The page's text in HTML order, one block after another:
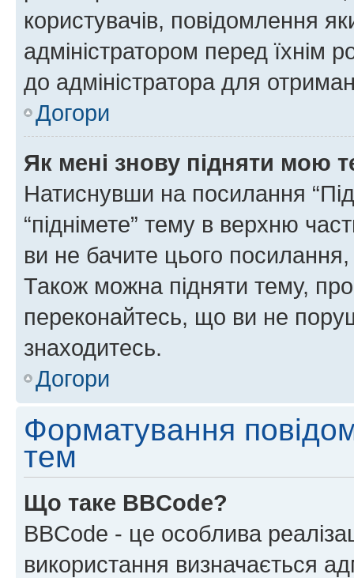
користувачів, повідомлення
адміністратором перед їхнім
до адміністратора для
Догори
Як мені знову підняти мою
Натиснувши на посилання
“піднімете” тему в верхню
ви не бачите цього
Також можна підняти тему,
переконайтесь, що ви не
знаходитесь.
Догори
Форматування
тем
Що таке BBCode?
BBCode - це особлива
використання визначається